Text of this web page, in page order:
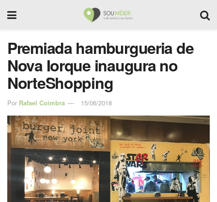
Premiada hamburgueria de
Nova Iorque inaugura no
NorteShopping
Por Rafael Coimbra 15/06/2018